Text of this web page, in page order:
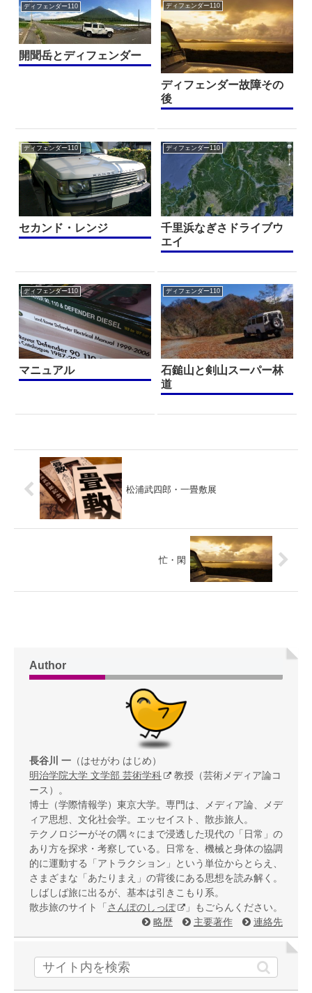
ディフェンダー110
開聞岳とディフェンダー
ディフェンダー110
ディフェンダー故障その
後
ディフェンダー110
セカンド・レンジ
ディフェンダー110
千里浜なぎさドライブウ
エイ
ディフェンダー110
マニュアル
ディフェンダー110
石鎚山と剣山スーパー林
道
松浦武四郎・一畳敷展
忙・閑
Author
長谷川 一 （はせがわ はじめ）
明治学院大学 文学部 芸術学科
教授（芸術メディア論コ
ース）。
博士（学際情報学）東京大学。専門は、メディア論、メデ
ィア思想、文化社会学。エッセイスト、散歩旅人。
テクノロジーがその隅々にまで浸透した現代の「日常」の
あり方を探求・考察している。日常を、機械と身体の協調
的に運動する「アトラクション」という単位からとらえ、
さまざまな「あたりまえ」の背後にある思想を読み解く。
しばしば旅に出るが、基本は引きこもり系。
散歩旅のサイト「 さんぽのしっぽ
」もごらんください。
略歴
主要著作 連絡先